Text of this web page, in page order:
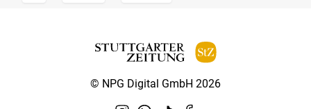
© NPG Digital GmbH 2026